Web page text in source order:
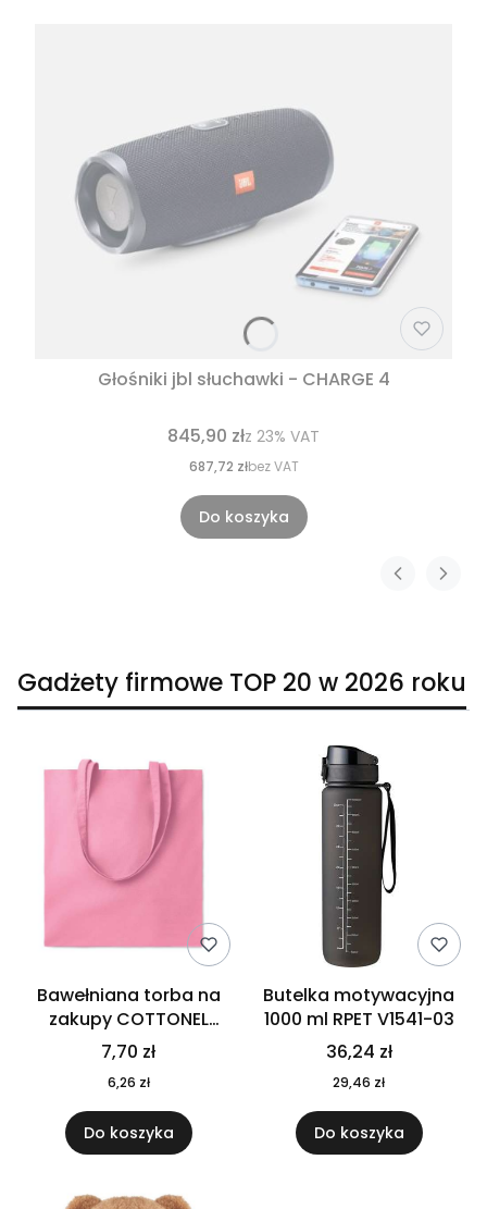
Głośniki jbl słuchawki - CHARGE 4
845,90 złz 23% VAT
687,72 złbez VAT
Do koszyka
Gadżety firmowe TOP 20 w 2026 roku
Bawełniana torba na
zakupy COTTONEL
COLOUR++ MO9846-11
7,70 zł
6,26 zł
Do koszyka
Butelka motywacyjna
1000 ml RPET V1541-03
36,24 zł
29,46 zł
Do koszyka